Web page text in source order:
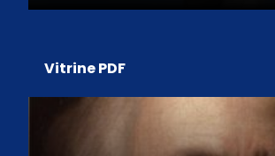
Vitrine PDF